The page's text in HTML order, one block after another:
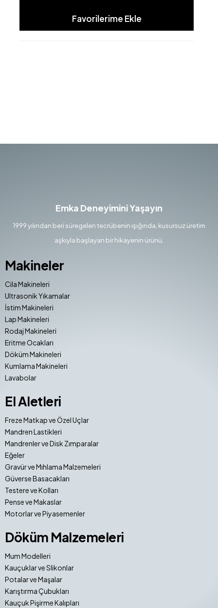
Favorilerime Ekle
Emka Deneyimini Yaşayın
1999 yılından beri süregelen tecrübenin ışığında, kusursuz üretim
aşkıyla başlayan bir hikayenin ürünü.
Makineler
Cila Makineleri
Ultrasonik Yıkamalar
İstim Makineleri
Lap Makineleri
Rodaj Makineleri
Eritme Ocakları
Döküm Makineleri
Kumlama Makineleri
Lavabolar
El Aletleri
Freze Matkap ve Özel Uçlar
Mandren Lastikleri
Mandrenler ve Disk Zımparalar
Eğeler
Gravür ve Mıhlama Malzemeleri
Güverse Basacakları
Testere ve Kolları
Pense ve Makaslar
Motorlar ve Piyasemenler
Döküm Malzemeleri
Mum Modelleri
Kauçuklar ve Slikonlar
Potalar ve Maşalar
Karıştırma Çubukları
Kauçuk Pişirme Kalıpları